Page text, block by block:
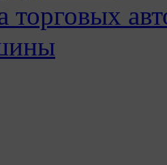
торговых